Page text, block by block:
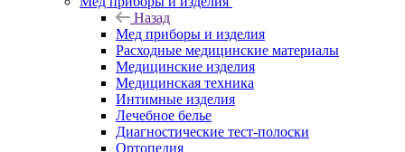
Назад
Мед приборы и изделия
Расходные медицинские материалы
Медицинские изделия
Медицинская техника
Интимные изделия
Лечебное белье
Диагностические тест-полоски
Ортопедия